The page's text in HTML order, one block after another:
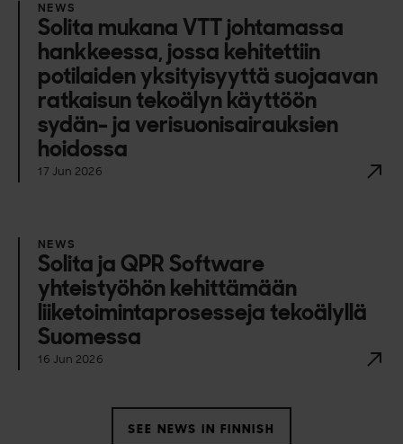
NEWS
Solita mukana VTT johtamassa
hankkeessa, jossa kehitettiin
potilaiden yksityisyyttä suojaavan
ratkaisun tekoälyn käyttöön
sydän- ja verisuonisairauksien
hoidossa
17 Jun 2026
NEWS
Solita ja QPR Software
yhteistyöhön kehittämään
liiketoimintaprosesseja tekoälyllä
Suomessa
16 Jun 2026
SEE NEWS IN FINNISH